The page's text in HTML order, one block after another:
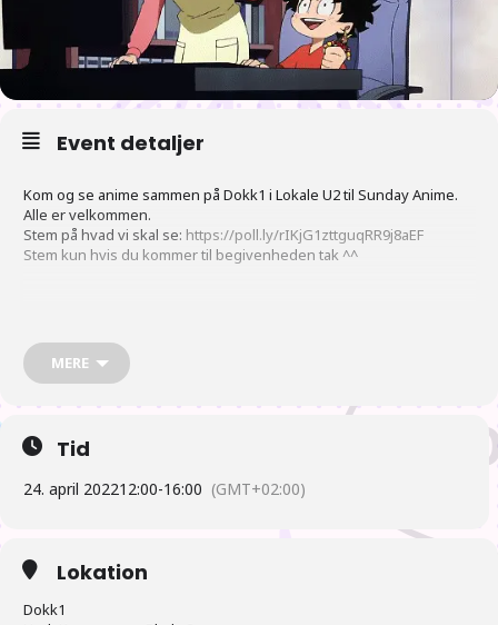
Event detaljer
Kom og se anime sammen på Dokk1 i Lokale U2 til Sunday Anime.
Alle er velkommen.
Stem på hvad vi skal se: https://poll.ly/rIKjG1zttguqRR9j8aEF
Stem kun hvis du kommer til begivenheden tak ^^
Sunday. Everyone is welcome.
Vote on what we should watch:
MERE
Tid
24. april 202212:00-16:00 (GMT+02:00)
Lokation
Dokk1